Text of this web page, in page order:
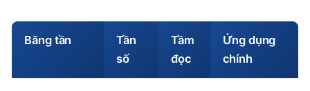
Băng tần
Tần
số
Tầm
đọc
Ứng dụng
chính